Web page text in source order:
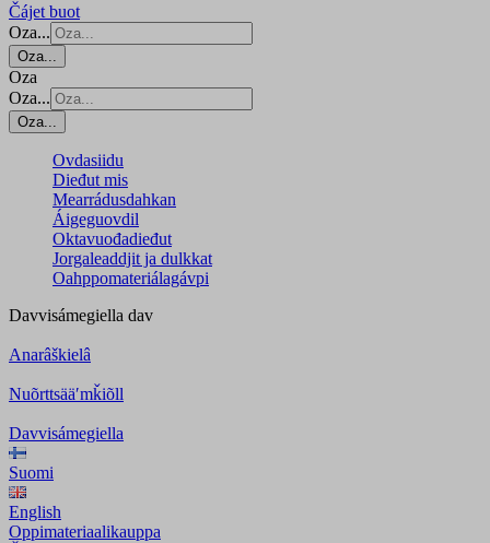
Čájet buot
Oza...
Oza...
Oza
Oza...
Oza...
Ovdasiidu
Dieđut mis
Mearrádusdahkan
Áigeguovdil
Oktavuođadieđut
Jorgaleaddjit ja dulkkat
Oahppomateriálagávpi
Davvisámegiella dav
Anarâškielâ
Nuõrttsääʹmǩiõll
Davvisámegiella
Suomi
English
Oppimateriaalikauppa